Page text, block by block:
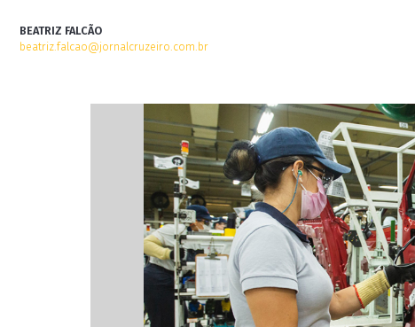
BEATRIZ FALCÃO
beatriz.falcao@jornalcruzeiro.com.br